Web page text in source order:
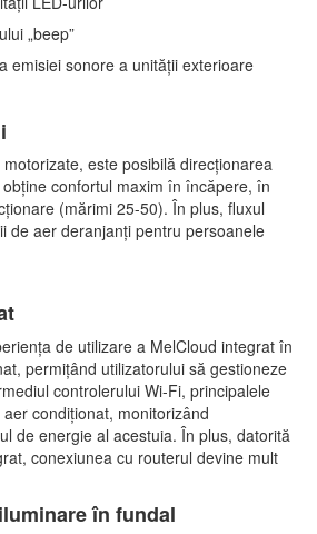
„beep”
emisiei sonore a unității exterioare
este posibilă direcționarea
confortul maxim în încăpere, în
(mărimi 25-50). În plus, fluxul
de aer deranjanți pentru persoanele
de utilizare a MelCloud integrat în
permițând utilizatorului să gestioneze
controlerului Wi-Fi, principalele
condiționat, monitorizând
de energie al acestuia. În plus, datorită
conexiunea cu routerul devine mult
în fundal